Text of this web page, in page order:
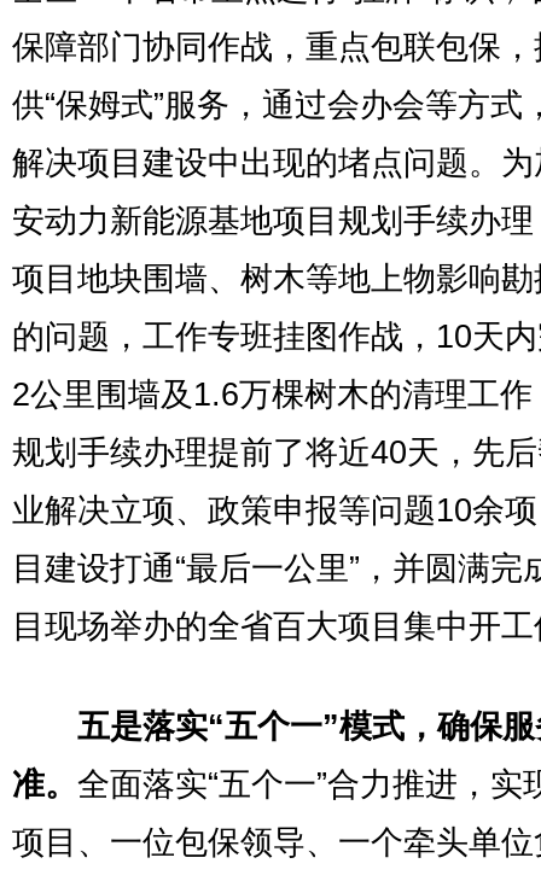
保障部门协同作战，重点包联包保，
供“保姆式”服务，通过会办会等方式
解决项目建设中出现的堵点问题。
安动力新能源基地项目规划手续办
项目地块围墙、树木等地上物影响
的问题，工作专班挂图作战，10天
2公里围墙及1.6万棵树木的清理工
规划手续办理提前了将近40天，先
业解决立项、政策申报等问题10余
目建设打通“最后一公里”，并圆满完
目现场举办的全省百大项目集中开
五是落实“五个一”模式，确保
准。 全面落实“五个一”合力推进，实
项目、一位包保领导、一个牵头单